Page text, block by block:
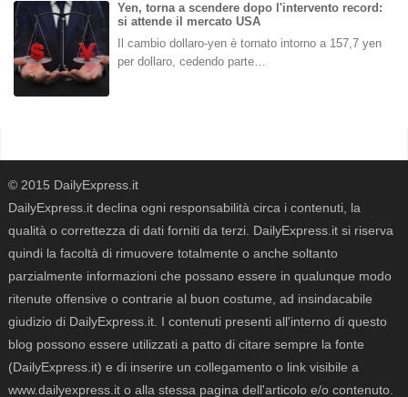
Yen, torna a scendere dopo l'intervento record:
si attende il mercato USA
Il cambio dollaro-yen è tornato intorno a 157,7 yen
per dollaro, cedendo parte…
© 2015 DailyExpress.it
DailyExpress.it declina ogni responsabilità circa i contenuti, la
qualità o correttezza di dati forniti da terzi. DailyExpress.it si riserva
quindi la facoltà di rimuovere totalmente o anche soltanto
parzialmente informazioni che possano essere in qualunque modo
ritenute offensive o contrarie al buon costume, ad insindacabile
giudizio di DailyExpress.it. I contenuti presenti all'interno di questo
blog possono essere utilizzati a patto di citare sempre la fonte
(DailyExpress.it) e di inserire un collegamento o link visibile a
www.dailyexpress.it o alla stessa pagina dell'articolo e/o contenuto.